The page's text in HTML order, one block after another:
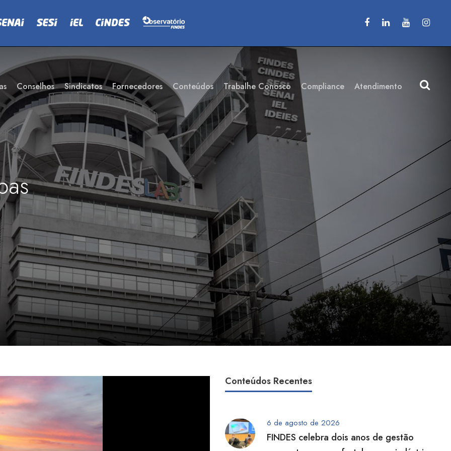
Conselhos Sindicatos Fornecedores Conteúdos Trabalhe Conosco Compliance Atendimento
Conteúdos Recentes
6 de agosto de 2026
FINDES celebra dois anos de gestão